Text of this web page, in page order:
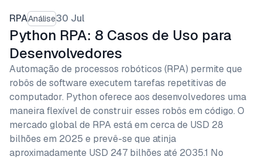
RPAAnálise30 Jul
Python RPA: 8 Casos de Uso para
Desenvolvedores
Automação de processos robóticos (RPA) permite que
robôs de software executem tarefas repetitivas de
computador. Python oferece aos desenvolvedores uma
maneira flexível de construir esses robôs em código. O
mercado global de RPA está em cerca de USD 28
bilhões em 2025 e prevê-se que atinja
aproximadamente USD 247 bilhões até 2035.1 No